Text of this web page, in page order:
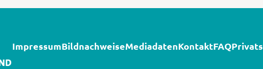
ImpressumBildnachweiseMediadatenKontaktFAQ